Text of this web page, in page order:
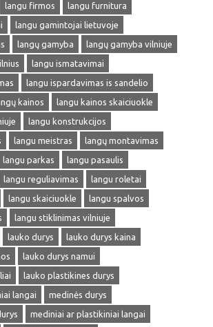
langu firmos
langu furnitura
langu gamintojai lietuvoje
langų gamyba
langų gamyba vilniuje
langu ismatavimai
langu ispardavimas is sandelio
kainos
langu kainos skaiciuokle
langu konstrukcijos
langu meistras
langų montavimas
langu parkas
langu pasaulis
langu reguliavimas
langu roletai
langu skaiciuokle
langu spalvos
langu stiklinimas vilniuje
lauko durys
lauko durys kaina
lauko durys namui
lauko plastikines durys
langai
medinės durys
mediniai ar plastikiniai langai